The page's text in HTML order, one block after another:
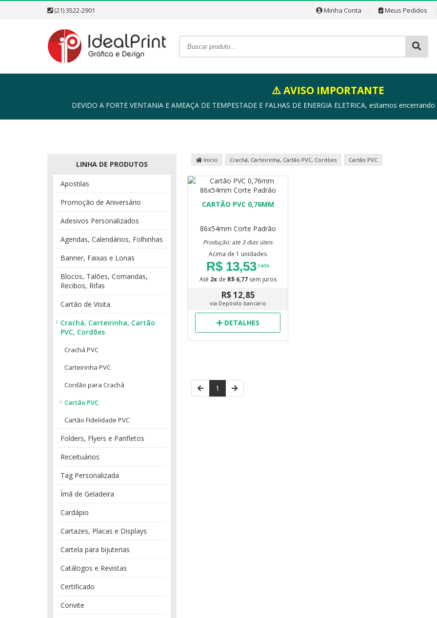
(21) 3522-2901 Minha Conta Meus Pedidos
⚠️ AVISO IMPORTANTE
DEVIDO A FORTE VENTANIA E AMEAÇA DE TEMPESTADE E FALHAS DE ENERGIA ELETRICA, estamos
LINHA DE PRODUTOS
Apostilas
Promoção de Aniversário
Adesivos Personalizados
Agendas, Calendários, Folhinhas
Banner, Faixas e Lonas
Blocos, Talões, Comandas,
Recibos, Rifas
Cartão de Visita
Crachá, Carteirinha, Cartão
PVC, Cordões
Crachá PVC
Carteirinha PVC
Cordão para Crachá
Cartão PVC
Cartão Fidelidade PVC
Folders, Flyers e Panfletos
Receituários
Tag Personalizada
Ímã de Geladeira
Cardápio
Cartazes, Placas e Displays
Cartela para bijuterias
Catálogos e Revistas
Certificado
Convite
Início Crachá, Carteirinha, Cartão PVC, Cordões Cartão PVC
CARTÃO PVC 0,76MM
86x54mm Corte Padrão
Produção: até 3 dias úteis
Acima de 1 unidades
R$ 13,53cada
Até 2xde R$ 6,77sem juros
R$ 12,85
via Depósito bancário
DETALHES
1